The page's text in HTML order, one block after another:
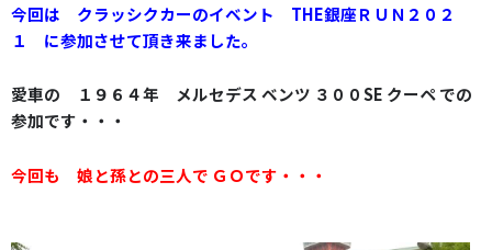
今回は クラッシクカーのイベント THE銀座ＲＵＮ２０２
１ に参加させて頂き来ました。
愛車の １９６４年 メルセデス ベンツ ３００SE クーペ での
参加です・・・
今回も 娘と孫との三人で ＧＯです・・・